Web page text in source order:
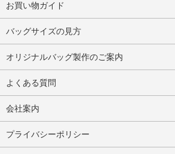
お買い物ガイド
バッグサイズの見方
オリジナルバッグ製作のご案内
よくある質問
会社案内
プライバシーポリシー